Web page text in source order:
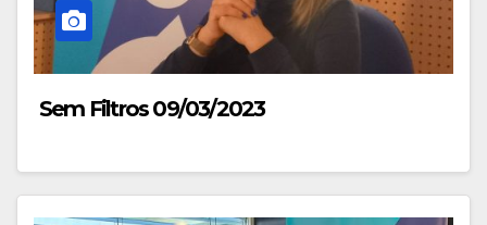
Sem Filtros 09/03/2023